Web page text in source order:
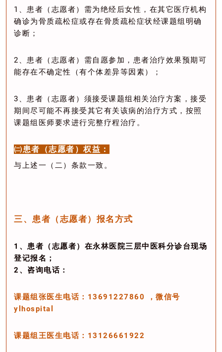
1、患者（志愿者）需为绝经后女性，在其它医疗机构
确诊为骨质疏松症或存在骨质疏松症状经课题组明确
诊断；
2、患者（志愿者）需自愿参加，患者治疗效果预期可
能存在不确定性（有个体差异等因素）；
3、患者（志愿者）须接受课题组相关治疗方案，接受
期间尽可能不再接受其它有关该病的治疗方式，按照
课题组医师要求进行完整疗程治疗。
㈡患者（志愿者）权益：
与上述一（二）条款一致。
三、患者（志愿者）报名方式
1、患者（志愿者）在永林医院三层中医科分诊台现场
登记报名；
2、咨询电话：
课题组张医生电话：13691227860 ，微信号
ylhospital
课题组王医生电话：13126661922